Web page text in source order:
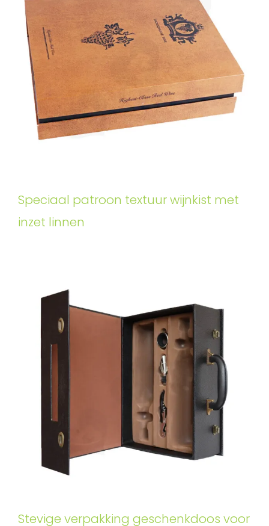
Speciaal patroon textuur wijnkist met
inzet linnen
Stevige verpakking geschenkdoos voor